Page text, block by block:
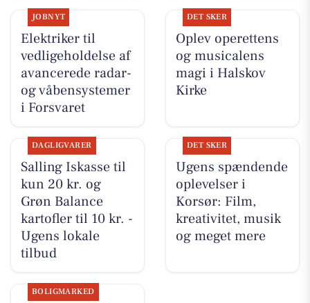
JOBNYT
Elektriker til
vedligeholdelse af
avancerede radar-
og våbensystemer
i Forsvaret
DET SKER
Oplev operettens
og musicalens
magi i Halskov
Kirke
DAGLIGVARER
Salling Iskasse til
kun 20 kr. og
Grøn Balance
kartofler til 10 kr. -
Ugens lokale
tilbud
DET SKER
Ugens spændende
oplevelser i
Korsør: Film,
kreativitet, musik
og meget mere
BOLIGMARKED